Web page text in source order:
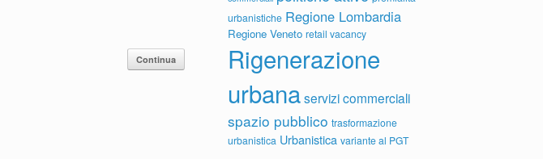
Continua
urbanistiche Regione Lombardia
Regione Veneto retail vacancy
Rigenerazione
urbanaservizi commerciali
spazio pubblico trasformazione
urbanistica Urbanistica variante al PGT